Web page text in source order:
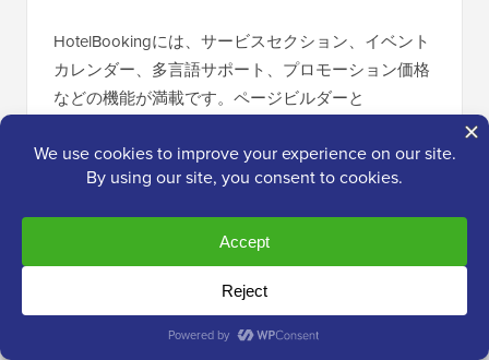
HotelBookingには、サービスセクション、イベント
カレンダー、多言語サポート、プロモーション価格
などの機能が満載です。ページビルダーと
ションを編集できます。
19. アンドロス